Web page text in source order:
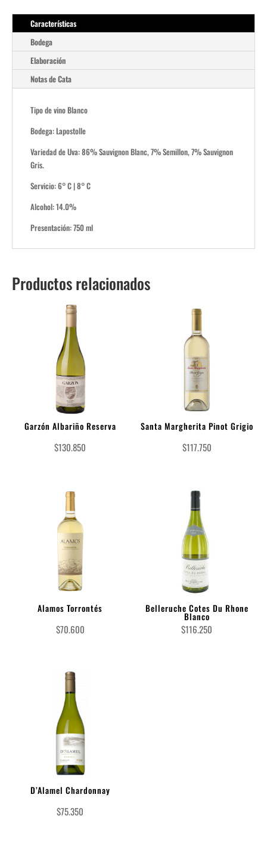
Características
Bodega
Elaboración
Notas de Cata
Tipo de vino Blanco
Bodega: Lapostolle
Variedad de Uva: 86% Sauvignon Blanc, 7% Semillon, 7% Sauvignon
Gris.
Servicio: 6° C | 8° C
Alcohol: 14.0%
Presentación: 750 ml
Productos relacionados
Garzón Albariño Reserva
$130.850
Santa Margherita Pinot Grigio
$117.750
Alamos Torrontés
$70.600
Belleruche Cotes Du Rhone
Blanco
$116.250
D’Alamel Chardonnay
$75.350